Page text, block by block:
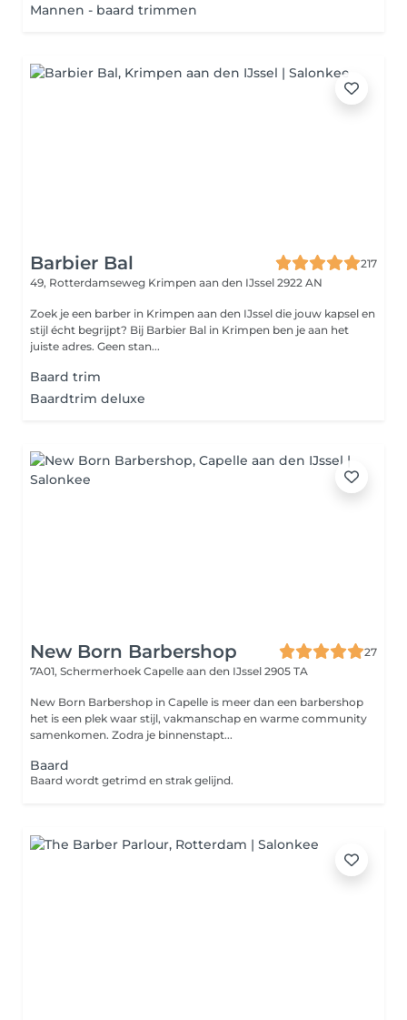
Mannen - baard trimmen
Barbier Bal
217
49, Rotterdamseweg Krimpen aan den IJssel 2922 AN
Zoek je een barber in Krimpen aan den IJssel die jouw kapsel en
stijl écht begrijpt? Bij Barbier Bal in Krimpen ben je aan het
juiste adres. Geen stan...
Baard trim
Baardtrim deluxe
New Born Barbershop
27
7A01, Schermerhoek Capelle aan den IJssel 2905 TA
New Born Barbershop in Capelle is meer dan een barbershop
het is een plek waar stijl, vakmanschap en warme community
samenkomen. Zodra je binnenstapt...
Baard
Baard wordt getrimd en strak gelijnd.